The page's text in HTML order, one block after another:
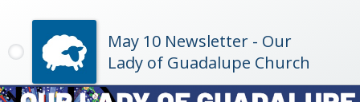
May 10 Newsletter - Our
Lady of Guadalupe Church